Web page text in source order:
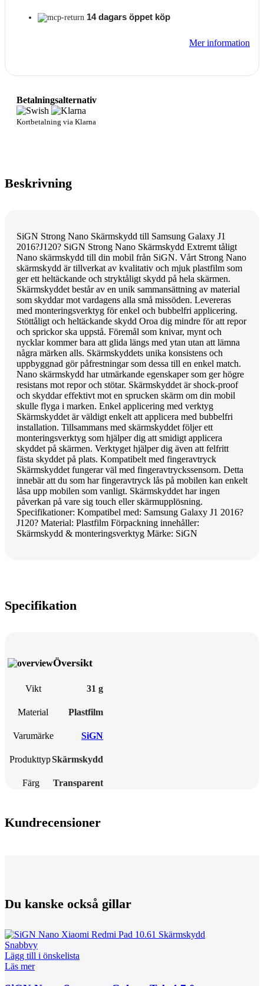
14 dagars öppet köp
Mer information
Betalningsalternativ
Kortbetalning via Klarna
Beskrivning
SiGN Strong Nano Skärmskydd till Samsung Galaxy J1
2016?J120? SiGN Strong Nano Skärmskydd Extremt tåligt
Nano skärmskydd till din mobil från SiGN. Vårt Strong Nano
skärmskydd är tillverkat av kvalitativ och mjuk plastfilm som
ger ett heltäckande och stryktåligt skydd på hela skärmen.
Skärmskyddet består av en unik sammansättning av material
som skyddar mot vardagens alla små missöden. Levereras
med monteringsverktyg för enkel och bubbelfri applicering.
Stöttåligt och heltäckande skydd Oroa dig mindre för att repor
och sprickor ska uppstå. Föremål som knivar, mynt och
nycklar kommer bara att glida längs med ytan utan att lämna
några märken alls. Skärmskyddets unika konsistens och
uppbyggnad gör påfrestningar som dessa till en enkel match.
Nano skärmskydd har utmärkande egenskaper som ger högre
resistans mot repor och stötar. Skärmskyddet är shock-proof
och skyddar effektivt mot en sprucken skärm om din mobil
skulle flyga i marken. Enkel applicering med verktyg
Skärmskyddet är väldigt enkelt att applicera med bubbelfri
installation. Tillsammans med skärmskyddet följer ett
monteringsverktyg som hjälper dig att smidigt applicera
skyddet på skärmen. Verktyget hjälper dig även att felfritt
fästa skyddet på plats. Kompatibelt med fingeravtryck
Skärmskyddet fungerar väl med fingeravtryckssensorn. Detta
innebär att du som har fingeravtryck lås på mobilen kan enkelt
låsa upp mobilen som vanligt. Skärmskyddet har ingen
påverkan på vare sig touch eller skärmupplösning.
Specifikationer: Kompatibel med: Samsung Galaxy J1 2016?
J120? Material: Plastfilm Förpackning innehåller:
Skärmskydd & monteringsverktyg Märke: SiGN
Specifikation
Översikt
Vikt 31 g
Material Plastfilm
Varumärke SiGN
ProdukttypSkärmskydd
Färg Transparent
Kundrecensioner
Du kanske också gillar
Snabbvy
Lägg till i önskelista
Läs mer